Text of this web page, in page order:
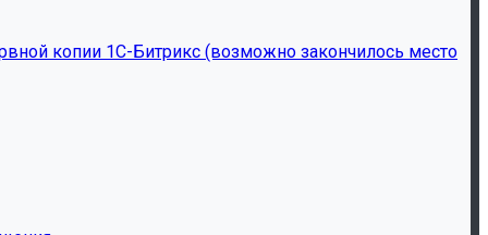
копии 1С-Битрикс (возможно закончилось место